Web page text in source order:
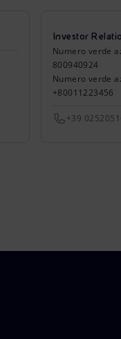
Investor
Numero verde
800940924
Numero verde
+80011223456
+39